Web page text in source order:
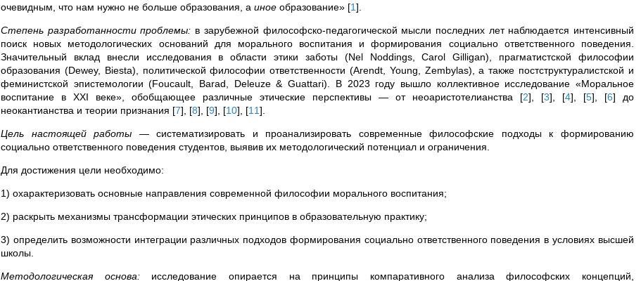
очевидным, что нам нужно не больше образования, а иное образование» [1]
Степень разработанности проблемы: в зарубежной философско-педагогической мысли последних лет наблюдается интенсивный
поиск новых методологических оснований для морального воспитания и формирования социально ответственного поведения.
Значительный вклад внесли исследования в области этики заботы (Nel Noddings, Carol Gilligan), прагматистской философии
образования (Dewey, Biesta), политической философии ответственности (Arendt, Young, Zembylas), а также постструктуралистской и
феминистской эпистемологии (Foucault, Barad, Deleuze & Guattari). В 2023 году вышло коллективное исследование «Моральное
воспитание в XXI веке», обобщающее различные этические перспективы — от неоаристотелианства [2] [3] [4] [5] [6] до
неокантианства и теории признания [7] [8] [9] [10] [11]
Цель настоящей работы — систематизировать и проанализировать современные философские подходы к формированию
социально ответственного поведения студентов, выявив их методологический потенциал и ограничения.
Для достижения цели необходимо:
1) охарактеризовать основные направления современной философии морального воспитания;
2) раскрыть механизмы трансформации этических принципов в образовательную практику;
3) определить возможности интеграции различных подходов формирования социально ответственного поведения в условиях высшей
школы.
Методологическая основа: исследование опирается на принципы компаративного анализа философских концепций,